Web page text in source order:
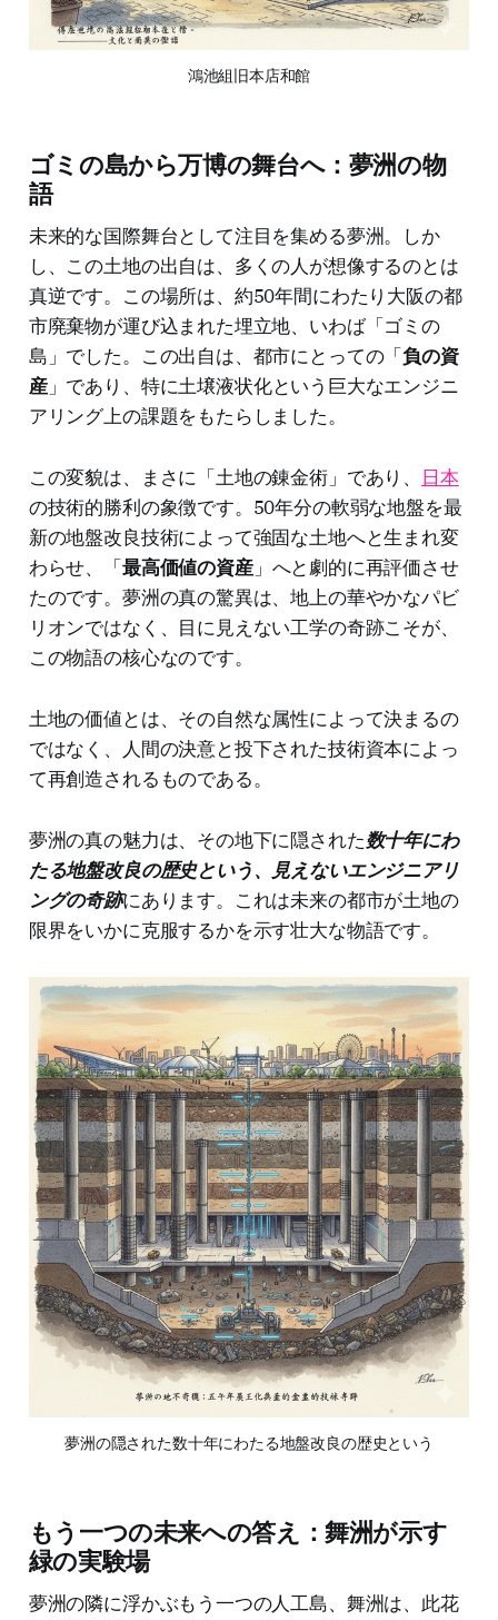
鴻池組旧本店和館
ゴミの島から万博の舞台へ：夢洲の物
語
未来的な国際舞台として注目を集める夢洲。しか
し、この土地の出自は、多くの人が想像するのとは
真逆です。この場所は、約50年間にわたり大阪の都
市廃棄物が運び込まれた埋立地、いわば「ゴミの
島」でした。この出自は、都市にとっての「負の資
産」であり、特に土壌液状化という巨大なエンジニ
アリング上の課題をもたらしました。
この変貌は、まさに「土地の錬金術」であり、 日本
の技術的勝利の象徴です。50年分の軟弱な地盤を最
新の地盤改良技術によって強固な土地へと生まれ変
わらせ、「最高価値の資産」へと劇的に再評価させ
たのです。夢洲の真の驚異は、地上の華やかなパビ
リオンではなく、目に見えない工学の奇跡こそが、
この物語の核心なのです。
土地の価値とは、その自然な属性によって決まるの
ではなく、人間の決意と投下された技術資本によっ
て再創造されるものである。
夢洲の真の魅力は、その地下に隠された数十年にわ
たる地盤改良の歴史という、見えないエンジニアリ
ングの奇跡にあります。これは未来の都市が土地の
限界をいかに克服するかを示す壮大な物語です。
夢洲の隠された数十年にわたる地盤改良の歴史という
もう一つの未来への答え：舞洲が示す
緑の実験場
夢洲の隣に浮かぶもう一つの人工島、舞洲は、此花